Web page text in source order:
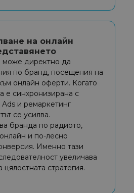
на онлайн
може директно да
по бранд, посещения на
онлайн оферти. Когато
е синхронизирана с
и ремаркетинг
се усилва.
бранда по радиото,
и по-лесно
Именно тази
увеличава
стратегия.